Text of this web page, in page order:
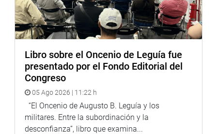
Libro sobre el Oncenio de Leguía fue
presentado por el Fondo Editorial del
Congreso
05 Ago 2026 | 11:22 h
“El Oncenio de Augusto B. Leguía y los
militares. Entre la subordinación y la
desconfianza”, libro que examina...